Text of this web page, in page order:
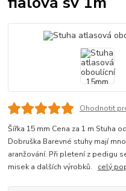
Ohodnotit
Šířka 15 mm Cena za 1 m Stuha
Dobruška Barevné stuhy mají
aranžování. Při pletení z pedigu
misek a dalších výrobků. celý